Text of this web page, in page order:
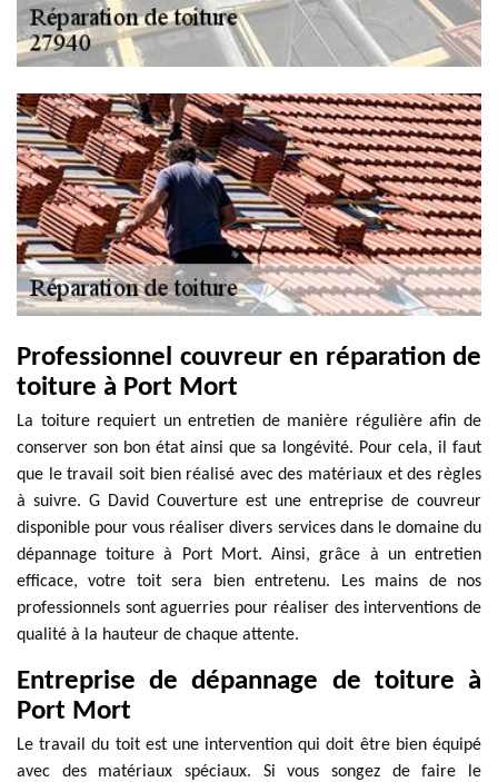
Professionnel couvreur en réparation de
toiture à Port Mort
La toiture requiert un entretien de manière régulière afin de
conserver son bon état ainsi que sa longévité. Pour cela, il faut
que le travail soit bien réalisé avec des matériaux et des règles
à suivre. G David Couverture est une entreprise de couvreur
disponible pour vous réaliser divers services dans le domaine du
dépannage toiture à Port Mort. Ainsi, grâce à un entretien
efficace, votre toit sera bien entretenu. Les mains de nos
professionnels sont aguerries pour réaliser des interventions de
qualité à la hauteur de chaque attente.
Entreprise de dépannage de toiture à
Port Mort
Le travail du toit est une intervention qui doit être bien équipé
avec des matériaux spéciaux. Si vous songez de faire le